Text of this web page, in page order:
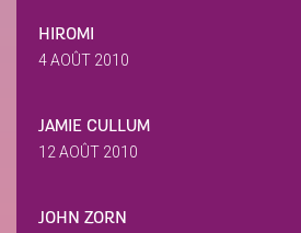
HIROMI
4 AOÛT 2010
JAMIE CULLUM
12 AOÛT 2010
JOHN ZORN